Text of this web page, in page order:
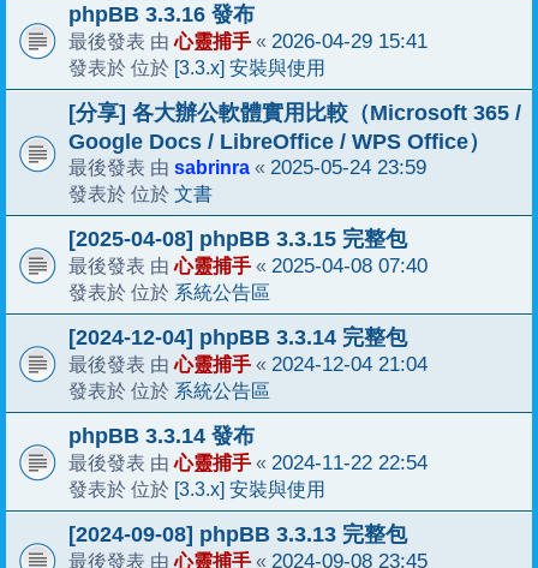
phpBB 3.3.16 發布
最後發表 由心靈捕手 « 2026-04-29 15:41
發表於 位於 [3.3.x] 安裝與使用
[分享] 各大辦公軟體實用比較（Microsoft 365 /
Google Docs / LibreOffice / WPS Office）
最後發表 由 sabrinra « 2025-05-24 23:59
發表於 位於 文書
[2025-04-08] phpBB 3.3.15 完整包
最後發表 由心靈捕手 « 2025-04-08 07:40
發表於 位於 系統公告區
[2024-12-04] phpBB 3.3.14 完整包
最後發表 由心靈捕手 « 2024-12-04 21:04
發表於 位於 系統公告區
phpBB 3.3.14 發布
最後發表 由心靈捕手 « 2024-11-22 22:54
發表於 位於 [3.3.x] 安裝與使用
[2024-09-08] phpBB 3.3.13 完整包
最後發表 由心靈捕手 « 2024-09-08 23:45